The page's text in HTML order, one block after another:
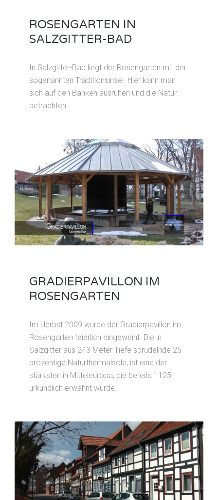
ROSENGARTEN IN
SALZGITTER-BAD
In Salzgitter-Bad liegt der Rosengarten mit der
sogenannten Traditionsinsel. Hier kann man
sich auf den Bänken ausruhen und die Natur
betrachten.
GRADIERPAVILLON IM
ROSENGARTEN
Im Herbst 2009 wurde der Gradierpavillon im
Rosengarten feierlich eingeweiht. Die in
Salzgitter aus 243 Meter Tiefe sprudelnde 25-
prozentige Naturthermalsole, ist eine der
stärksten in Mitteleuropa, die bereits 1125
urkundlich erwähnt wurde.